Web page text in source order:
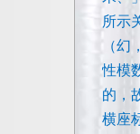
所示
（幻
性模
的，
横座